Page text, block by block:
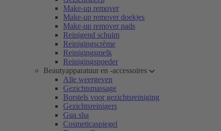
Make-up remover
Make-up remover doekjes
Make-up remover pads
Reinigend schuim
Reinigingscrème
Reinigingsmelk
Reinigingspoeder
Beautyapparatuur en -accessoires
Alle weergeven
Gezichtsmassage
Borstels voor gezichtsreiniging
Gezichtsreinigers
Gua sha
Cosmeticaspiegel